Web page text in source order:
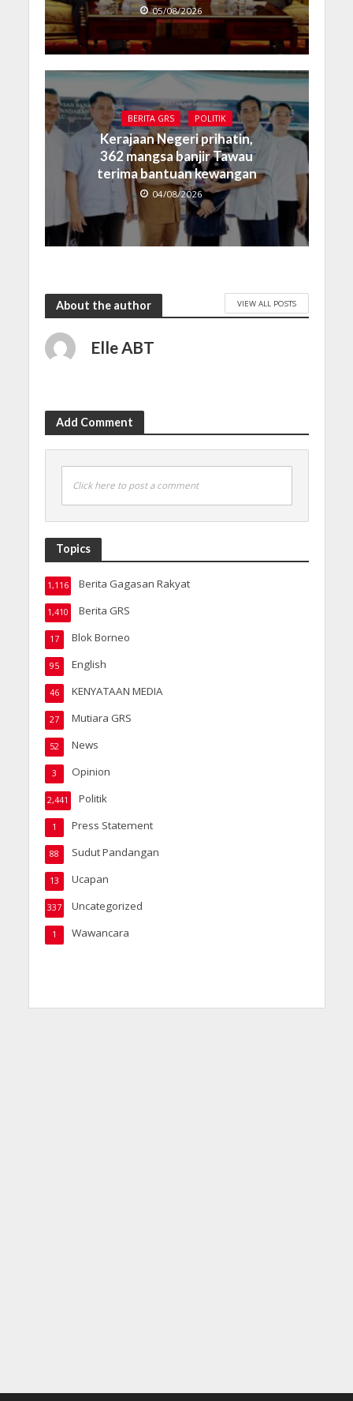
05/08/2026
BERITA GRS POLITIK
Kerajaan Negeri prihatin,
362 mangsa banjir Tawau
terima bantuan kewangan
04/08/2026
About the author VIEW ALL POSTS
Elle ABT
Add Comment
Click here to post a comment
Topics
Berita Gagasan Rakyat
1,116
Berita GRS
1,410
Blok Borneo
17
English
95
KENYATAAN MEDIA
46
Mutiara GRS
27
News
52
Opinion
3
Politik
2,441
Press Statement
1
Sudut Pandangan
88
Ucapan
13
Uncategorized
337
Wawancara
1